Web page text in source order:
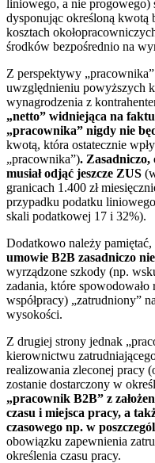
liniowego, a nie progowego)
dysponując określoną kwotą
kosztach
środków bezpośrednio na
Z perspektywy
uwzględnieniu powyższych
wynagrodzenia z
„netto” widniejąca na
„pracownika” nigdy nie
kwotą, która ostatecznie
„pracownika”).
musiał odjąć jeszcze ZUS
granicach 1.400 zł
przypadku podatku
skali podatkowej 17 i 32%).
Dodatkowo należy pamiętać,
umowie B2B zasadniczo
wyrządzone szkody (np.
zadania, które
współpracy) „zatrudniony”
wysokości.
Z drugiej strony jednak
kierownictwu
realizowania zleconej pracy
zostanie dostarczony w
„pracownik B2B” z
czasu i miejsca pracy, a
czasowego np. w
obowiązku zapewnienia
określenia czasu pracy.